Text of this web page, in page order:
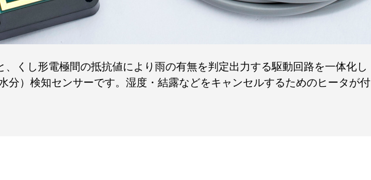
、くし形電極間の抵抗値により雨の有無を判定出力する駆動回路を一体化し
分）検知センサーです。湿度・結露などをキャンセルするためのヒータが付